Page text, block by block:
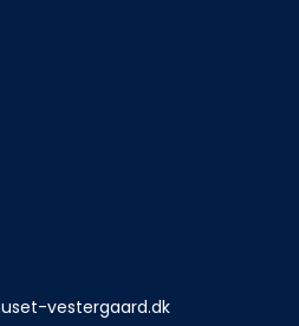
vestergaard.dk